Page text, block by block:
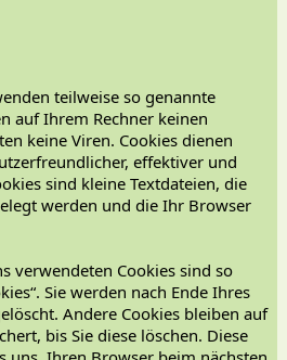
teilweise so genannte
auf Ihrem Rechner keinen
keine Viren. Cookies dienen
effektiver und
sind kleine Textdateien, die
werden und die Ihr Browser
verwendeten Cookies sind so
Sie werden nach Ende Ihres
Andere Cookies bleiben auf
bis Sie diese löschen. Diese